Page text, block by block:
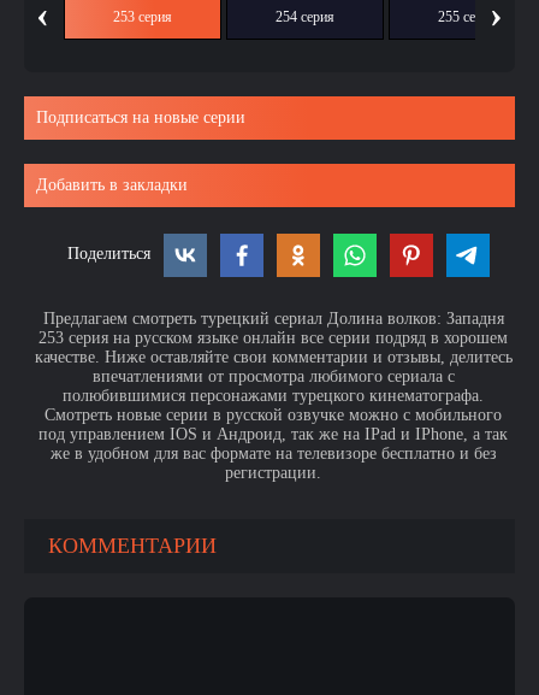
‹ 253 серия 254 серия 255 серия›
Подписаться на новые серии
Добавить в закладки
Поделиться
Предлагаем смотреть турецкий сериал Долина волков: Западня
253 серия на русском языке онлайн все серии подряд в хорошем
качестве. Ниже оставляйте свои комментарии и отзывы, делитесь
впечатлениями от просмотра любимого сериала с
полюбившимися персонажами турецкого кинематографа.
Смотреть новые серии в русской озвучке можно с мобильного
под управлением IOS и Андроид, так же на IPad и IPhone, а так
же в удобном для вас формате на телевизоре бесплатно и без
регистрации.
КОММЕНТАРИИ